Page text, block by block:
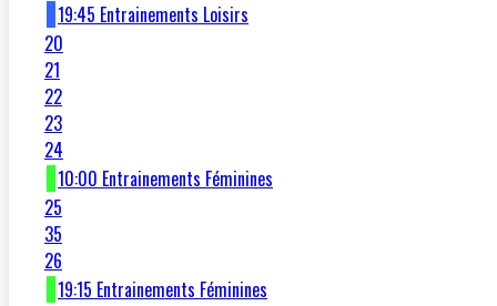
19:45 Entrainements Loisirs
20
21
22
23
24
10:00 Entrainements Féminines
25
35
26
19:15 Entrainements Féminines